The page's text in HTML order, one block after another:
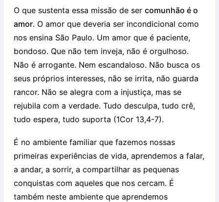
O que sustenta essa missão de ser comunhão é o
amor. O amor que deveria ser incondicional como
nos ensina São Paulo. Um amor que é paciente,
bondoso. Que não tem inveja, não é orgulhoso.
Não é arrogante. Nem escandaloso. Não busca os
seus próprios interesses, não se irrita, não guarda
rancor. Não se alegra com a injustiça, mas se
rejubila com a verdade. Tudo desculpa, tudo crê,
tudo espera, tudo suporta (1Cor 13,4-7).
É no ambiente familiar que fazemos nossas
primeiras experiências de vida, aprendemos a falar,
a andar, a sorrir, a compartilhar as pequenas
conquistas com aqueles que nos cercam. É
também neste ambiente que aprendemos